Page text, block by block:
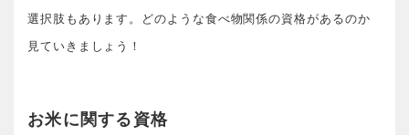
選択肢もあります。どのような食べ物関係の資格があるのか
見ていきましょう！
お米に関する資格